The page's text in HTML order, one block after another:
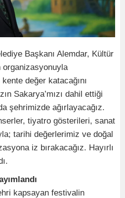
Başkanı Alemdar, Kültür
organizasyonuyla
değer katacağını
Sakarya’mızı dahil ettiği
şehrimizde ağırlayacağız.
tiyatro gösterileri, sanat
tarihi değerlerimiz ve doğal
iz bırakacağız. Hayırlı
kapsayan festivalin